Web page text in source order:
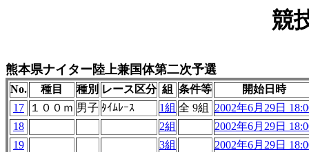
競
熊本県ナイター陸上兼国体第二次予選
No. 種目 種別 レース区分 組 条件等
開始日時
17
１００ｍ 男子 ﾀｲﾑﾚｰｽ 1組 全 9組
2002年6月29日
18
2組
2002年6月29日
19
3組
2002年6月29日